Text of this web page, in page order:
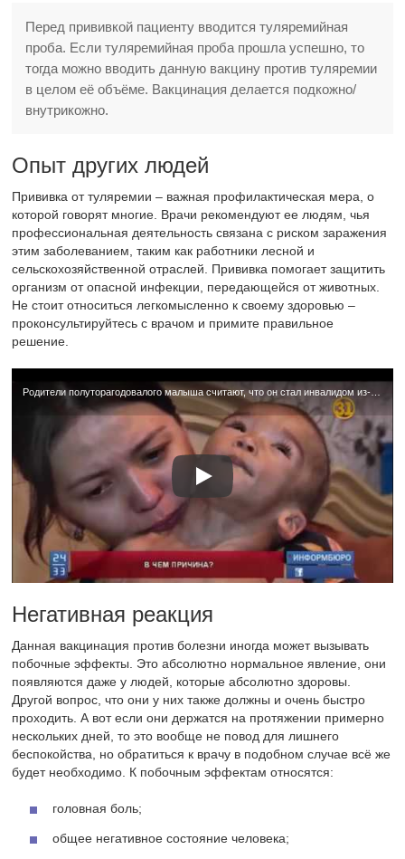
Перед прививкой пациенту вводится туляремийная
проба. Если туляремийная проба прошла успешно, то
тогда можно вводить данную вакцину против туляремии
в целом её объёме. Вакцинация делается подкожно/
внутрикожно.
Опыт других людей
Прививка от туляремии – важная профилактическая мера, о
которой говорят многие. Врачи рекомендуют ее людям, чья
профессиональная деятельность связана с риском заражения
этим заболеванием, таким как работники лесной и
сельскохозяйственной отраслей. Прививка помогает защитить
организм от опасной инфекции, передающейся от животных.
Не стоит относиться легкомысленно к своему здоровью –
проконсультируйтесь с врачом и примите правильное
решение.
Негативная реакция
Данная вакцинация против болезни иногда может вызывать
побочные эффекты. Это абсолютно нормальное явление, они
появляются даже у людей, которые абсолютно здоровы.
Другой вопрос, что они у них также должны и очень быстро
проходить. А вот если они держатся на протяжении примерно
нескольких дней, то это вообще не повод для лишнего
беспокойства, но обратиться к врачу в подобном случае всё же
будет необходимо. К побочным эффектам относятся:
головная боль;
общее негативное состояние человека;